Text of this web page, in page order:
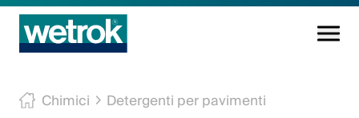
Prodotti di pulizia
Chimici Detergenti per pavimenti